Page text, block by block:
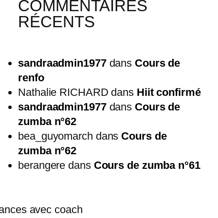
COMMENTAIRES
RÉCENTS
sandraadmin1977dans Cours de
renfo
Nathalie RICHARD dans Hiit confirmé
sandraadmin1977dans Cours de
zumba n°62
bea_guyomarch dans Cours de
zumba n°62
berangere dans Cours de zumba n°61